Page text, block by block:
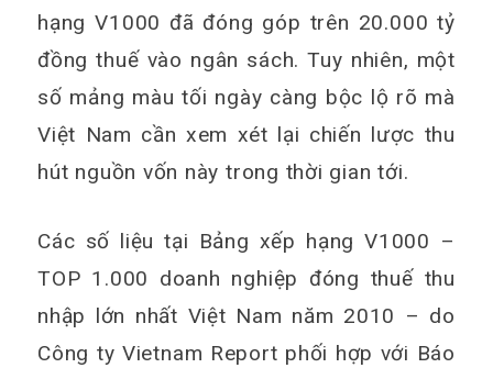
hạng V1000 đã đóng góp trên 20.000 tỷ
đồng thuế vào ngân sách. Tuy nhiên, một
số mảng màu tối ngày càng bộc lộ rõ mà
Việt Nam cần xem xét lại chiến lược thu
hút nguồn vốn này trong thời gian tới.
Các số liệu tại Bảng xếp hạng V1000 –
TOP 1.000 doanh nghiệp đóng thuế thu
nhập lớn nhất Việt Nam năm 2010 – do
Công ty Vietnam Report phối hợp với Báo